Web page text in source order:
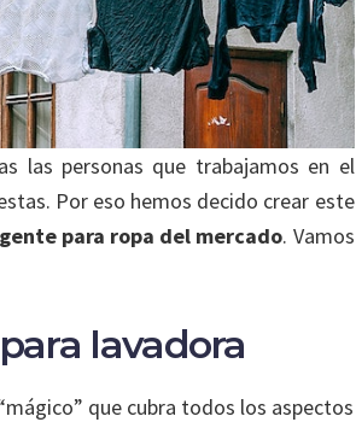
las personas que trabajamos en el
Por eso hemos decido crear este
para ropa del mercado. Vamos
lavadora
que cubra todos los aspectos